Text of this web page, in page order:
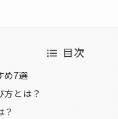
目次
め7選
方とは？